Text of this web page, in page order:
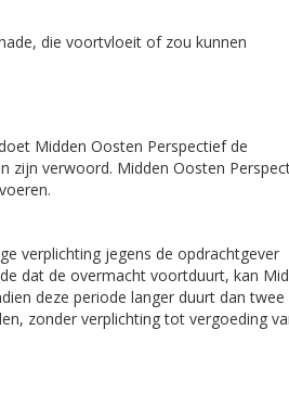
die voortvloeit of zou kunnen
Midden Oosten Perspectief de
zijn verwoord. Midden Oosten
verplichting jegens de opdrachtgever
dat de overmacht voortduurt, kan
deze periode langer duurt dan twee
zonder verplichting tot vergoeding